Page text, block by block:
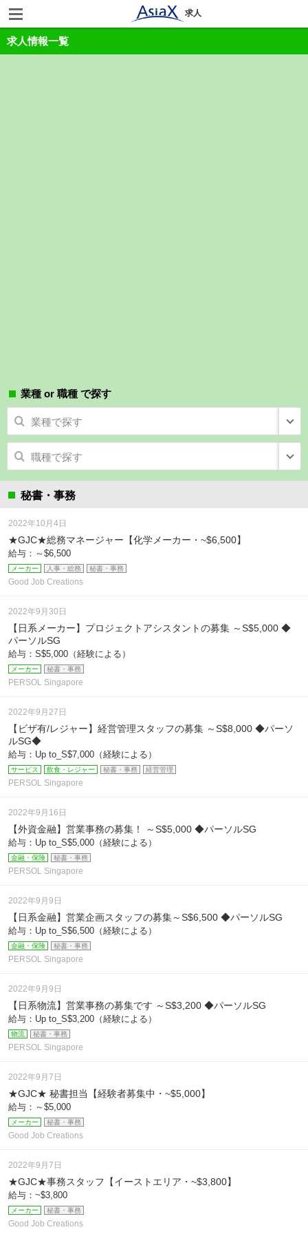
求人
求人情報一覧
業種 or 職種 で探す
業種で探す
職種で探す
秘書・事務
★GJC★総務マネージャー【化学メーカー・~$6,500】
給与：～$6,500
メーカー 人事・総務 秘書・事務
2022年10月4日
Good Job Creations
【日系メーカー】プロジェクトアシスタントの募集 ～S$5,000 ◆
パーソルSG
給与：S$5,000（経験による）
メーカー 秘書・事務
2022年9月30日
PERSOL Singapore
【ビザ有/レジャー】経営管理スタッフの募集 ～S$8,000 ◆パーソ
ルSG◆
給与：Up to_S$7,000（経験による）
サービス 飲食・レジャー 秘書・事務 経営管理
2022年9月27日
PERSOL Singapore
【外資金融】営業事務の募集！ ～S$5,000 ◆パーソルSG
給与：Up to_S$5,000（経験による）
金融・保険 秘書・事務
2022年9月16日
PERSOL Singapore
【日系金融】営業企画スタッフの募集～S$6,500 ◆パーソルSG
給与：Up to_S$6,500（経験による）
金融・保険 秘書・事務
2022年9月9日
PERSOL Singapore
【日系物流】営業事務の募集です ～S$3,200 ◆パーソルSG
給与：Up to_S$3,200（経験による）
物流 秘書・事務
2022年9月9日
PERSOL Singapore
★GJC★ 秘書担当【経験者募集中・~$5,000】
給与：～$5,000
メーカー 秘書・事務
2022年9月7日
Good Job Creations
★GJC★事務スタッフ【イーストエリア・~$3,800】
給与：~$3,800
メーカー 秘書・事務
2022年9月7日
Good Job Creations